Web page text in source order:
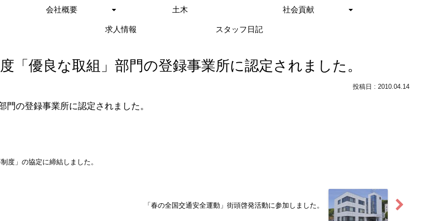
会社概要 土木 社会貢献
求人情報 スタッフ日記
「優良な取組」部門の登録事業所に認定されました。
2010.04.14
の登録事業所に認定されました。
度」の協定に締結しました。
「春の全国交通安全運動」街頭啓発活動に参加しました。